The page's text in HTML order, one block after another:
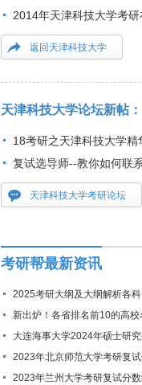
2014年天津科技大学考
返回天津科技大学
天津科技大学论坛新帖：
18考研之天津科技大学精
复试选导师--教你如何联
天津科技大学考研论坛
考研帮最新资讯
2025考研大纲及大纲解析各
新出炉！各省排名前10的高校
大连海事大学2024年硕士研
费标准及拟招生人数
2023年北京师范大学考研复
2023年兰州大学考研复试分